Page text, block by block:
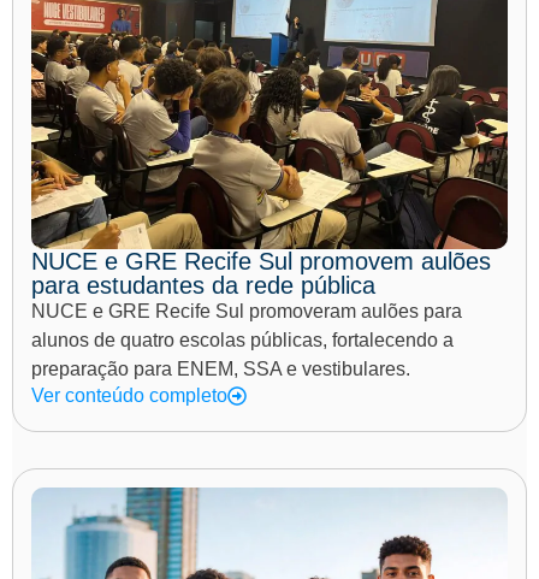
NUCE e GRE Recife Sul promovem aulões
para estudantes da rede pública
NUCE e GRE Recife Sul promoveram aulões para
alunos de quatro escolas públicas, fortalecendo a
preparação para ENEM, SSA e vestibulares.
Ver conteúdo completo